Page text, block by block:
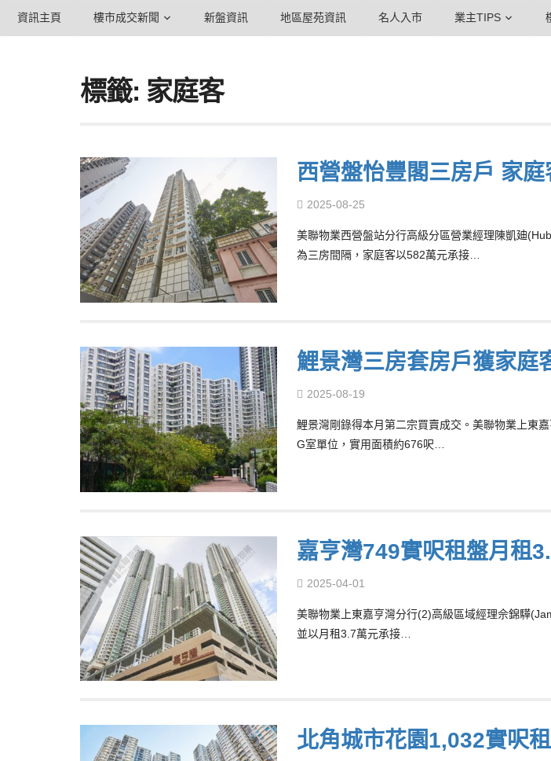
資訊主頁 樓市成交新聞 新盤資訊 地區屋苑資訊 名人入市 業主TIPS
標籤: 家庭客
西營盤怡豐閣三房戶 家
2025-08-25
美聯物業西營盤站分行高級分區營業經理陳凱廸
為三房間隔，家庭客以582萬元承接…
鯉景灣三房套房戶獲家庭
2025-08-19
鯉景灣剛錄得本月第二宗買賣成交。美聯物業上東
G室單位，實用面積約676呎…
嘉亨灣749實呎租盤月租
2025-04-01
美聯物業上東嘉亨灣分行(2)高級區域經理佘錦驊
並以月租3.7萬元承接…
北角城市花園1,032實呎